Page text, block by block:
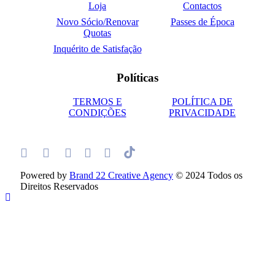
Loja
Contactos
Novo Sócio/Renovar
Quotas
Passes de Época
Inquérito de Satisfação
Políticas
TERMOS E
CONDIÇÕES
POLÍTICA DE
PRIVACIDADE
Powered by Brand 22 Creative Agency © 2024 Todos os
Direitos Reservados